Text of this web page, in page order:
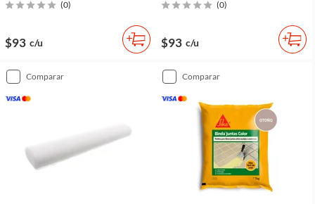
(0)
$93 c/u
(0)
$93 c/u
comparar comparar